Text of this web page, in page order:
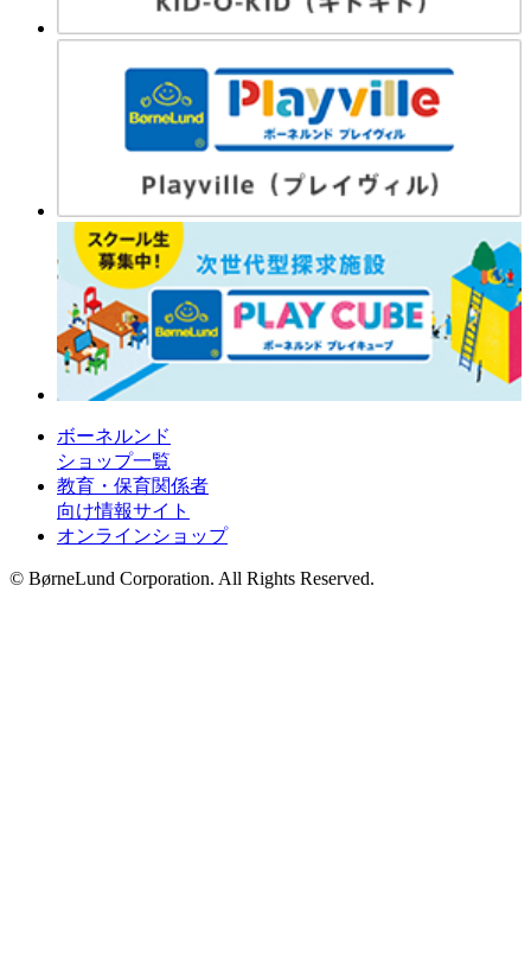
ボーネルンド
ショップ一覧
教育・保育関係者
向け情報サイト
オンラインショップ
© BørneLund Corporation. All Rights Reserved.